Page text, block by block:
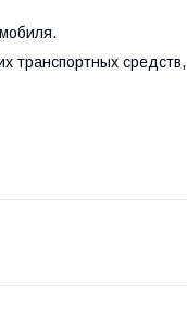
транспортных средств,